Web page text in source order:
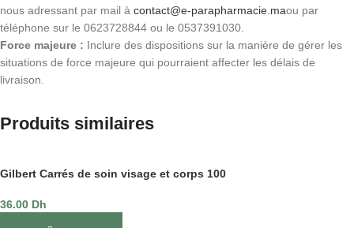
nous adressant par mail à contact@e-parapharmacie.maou par
téléphone sur le 0623728844 ou le 0537391030.
Force majeure : Inclure des dispositions sur la manière de gérer les
situations de force majeure qui pourraient affecter les délais de
livraison.
Produits similaires
Gilbert Carrés de soin visage et corps 100
36.00 Dh